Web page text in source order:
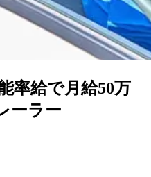
率給で月給50万
ーラー